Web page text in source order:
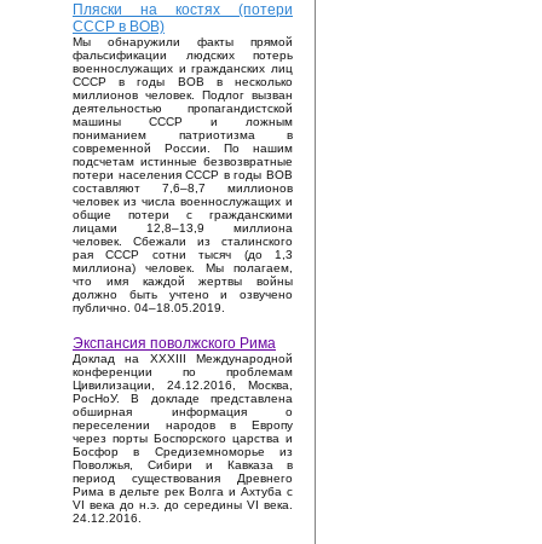
Пляски на костях (потери
СССР в ВОВ)
Мы обнаружили факты прямой
фальсификации людских потерь
военнослужащих и гражданских лиц
СССР в годы ВОВ в несколько
миллионов человек. Подлог вызван
деятельностью пропагандистской
машины СССР и ложным
пониманием патриотизма в
современной России. По нашим
подсчетам истинные безвозвратные
потери населения СССР в годы ВОВ
составляют 7,6–8,7 миллионов
человек из числа военнослужащих и
общие потери с гражданскими
лицами 12,8–13,9 миллиона
человек. Сбежали из сталинского
рая СССР сотни тысяч (до 1,3
миллиона) человек. Мы полагаем,
что имя каждой жертвы войны
должно быть учтено и озвучено
публично. 04–18.05.2019.
Экспансия поволжского Рима
Доклад на XXXIII Международной
конференции по проблемам
Цивилизации, 24.12.2016, Москва,
РосНоУ. В докладе представлена
обширная информация о
переселении народов в Европу
через порты Боспорского царства и
Босфор в Средиземноморье из
Поволжья, Сибири и Кавказа в
период существования Древнего
Рима в дельте рек Волга и Ахтуба с
VI века до н.э. до середины VI века.
24.12.2016.